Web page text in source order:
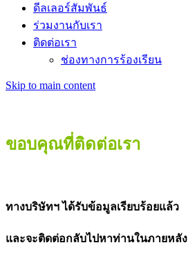
ดีลเลอร์สัมพันธ์
ร่วมงานกับเรา
ติดต่อเรา
ช่องทางการร้องเรียน
Skip to main content
ขอบคุณที่ติดต่อเรา
ทางบริษัทฯ ได้รับข้อมูลเรียบร้อยแล้ว
และจะติดต่อกลับไปหาท่านในภายหลัง